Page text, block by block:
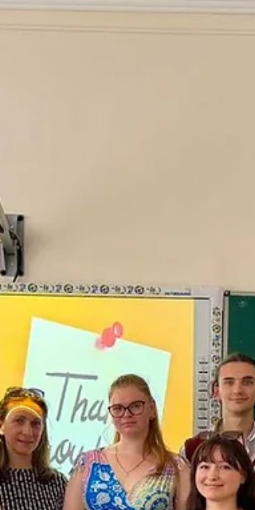
визначили дії керівника та ініціативної творчої